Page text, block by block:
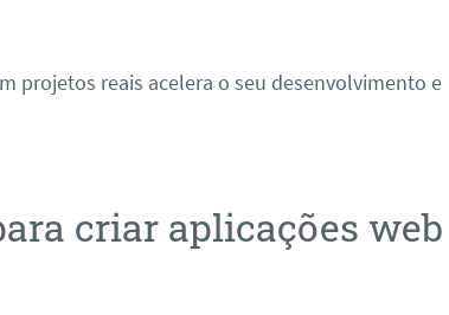
projetos reais acelera o seu desenvolvimento e
criar aplicações web